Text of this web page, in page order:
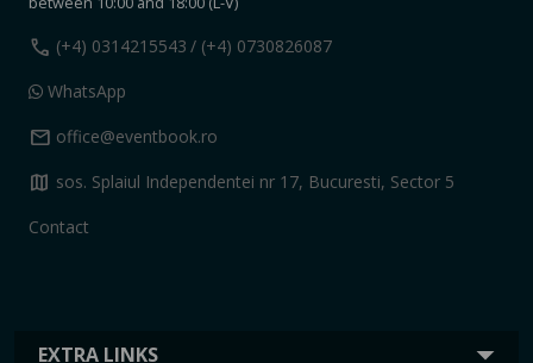
EXTRA LINKS
call (+4) 0314215543 / (+4) 0730826087
WhatsApp
mail office@eventbook.ro
map sos. Splaiul Independentei nr 17, Bucuresti, Sector 5
Contact